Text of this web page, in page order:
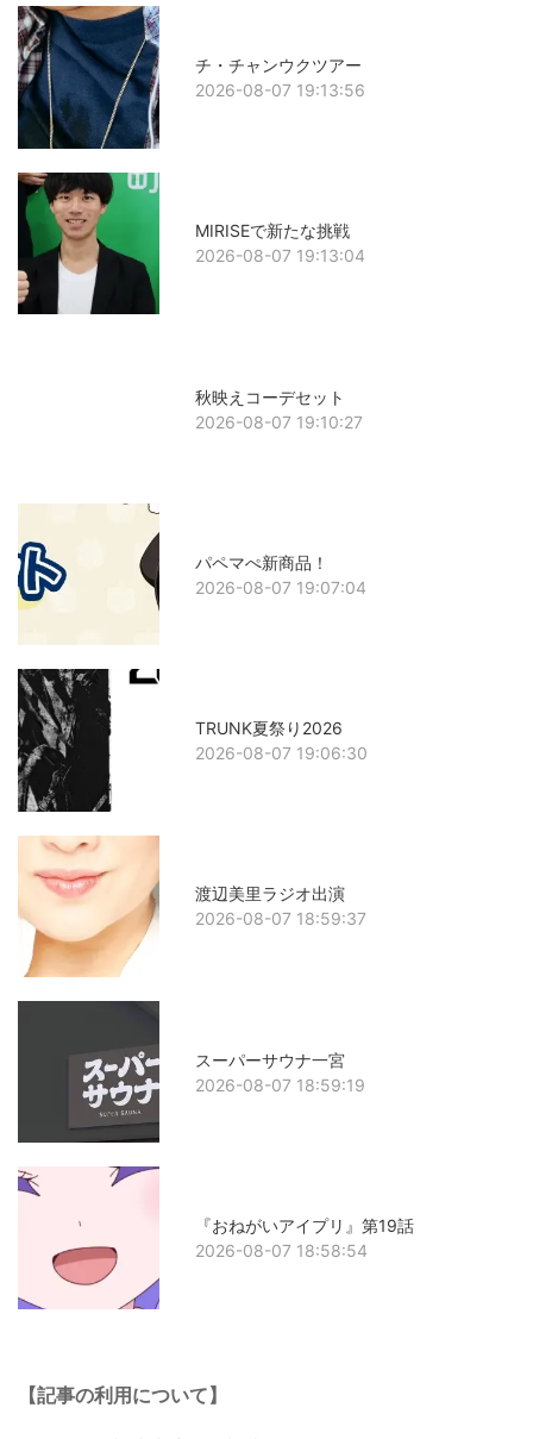
チ・チャンウクツアー
2026-08-07 19:13:56
MIRISEで新たな挑戦
2026-08-07 19:13:04
秋映えコーデセット
2026-08-07 19:10:27
パペマぺ新商品！
2026-08-07 19:07:04
TRUNK夏祭り2026
2026-08-07 19:06:30
渡辺美里ラジオ出演
2026-08-07 18:59:37
スーパーサウナ一宮
2026-08-07 18:59:19
『おねがいアイプリ』第19話
2026-08-07 18:58:54
【記事の利用について】